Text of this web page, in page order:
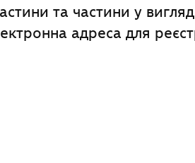
та частини у
адреса для